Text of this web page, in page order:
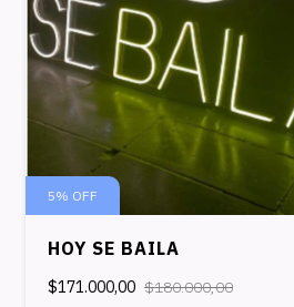
5% OFF
HOY SE BAILA
$171.000,00 $180.000,00